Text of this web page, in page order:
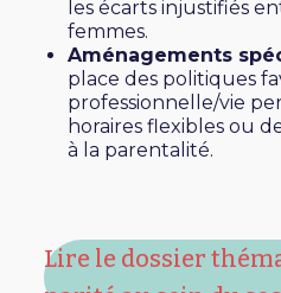
les écarts injustifiés
femmes.
Aménagements
place des politiques
professionnelle/vie
horaires flexibles ou
à la parentalité.
Lire le dossier